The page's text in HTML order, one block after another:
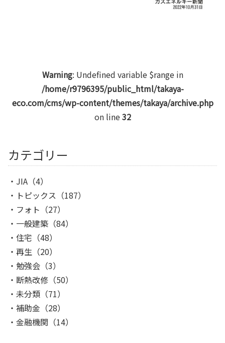
Warning: Undefined variable $range in
/home/r9796395/public_html/takaya-
eco.com/cms/wp-content/themes/takaya/archive.php
on line32
カテゴリー
JIA （4）
トピックス （187）
フォト （27）
一般建築 （84）
住宅 （48）
再生 （20）
勉強会 （3）
断熱改修 （50）
未分類 （71）
補助金 （28）
金融機関 （14）